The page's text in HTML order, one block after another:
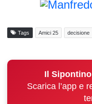
Tags Amici 25 decisione
Il
Scarica l’app e